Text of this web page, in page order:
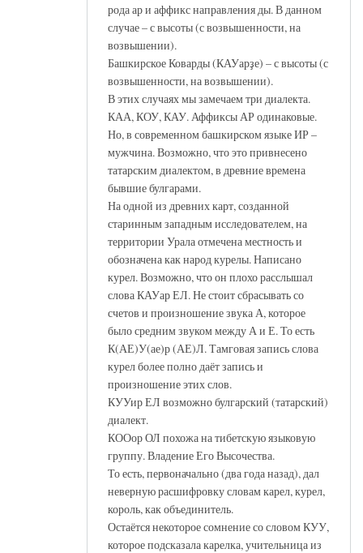
рода ар и аффикс направления ды. В данном
случае – с высоты (с возвышенности, на
возвышении).
Башкирское Коварды (КАУарҙе) – с высоты (с
возвышенности, на возвышении).
В этих случаях мы замечаем три диалекта.
КАА, КОУ, КАУ. Аффиксы АР одинаковые.
Но, в современном башкирском языке ИР –
мужчина. Возможно, что это привнесено
татарским диалектом, в древние времена
бывшие булгарами.
На одной из древних карт, созданной
старинным западным исследователем, на
территории Урала отмечена местность и
обозначена как народ курелы. Написано
курел. Возможно, что он плохо расслышал
слова КАУар ЕЛ. Не стоит сбрасывать со
счетов и произношение звука А, которое
было средним звуком между А и Е. То есть
К(АЕ)У(ае)р (АЕ)Л. Тамговая запись слова
курел более полно даёт запись и
произношение этих слов.
КУУир ЕЛ возможно булгарский (татарский)
диалект.
КООор ОЛ похожа на тибетскую языковую
группу. Владение Его Высочества.
То есть, первоначально (два года назад), дал
неверную расшифровку словам карел, курел,
король, как объединитель.
Остаётся некоторое сомнение со словом КУУ,
которое подсказала карелка, учительница из